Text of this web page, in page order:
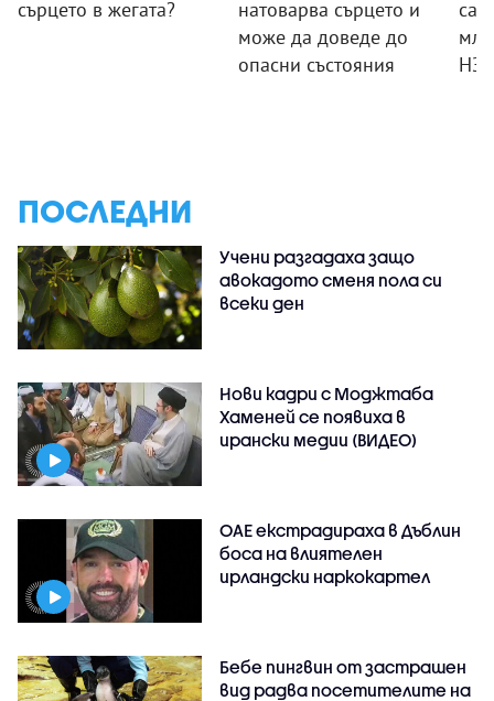
сърцето в жегата?
натоварва сърцето и
може да доведе до
опасни състояния
са
ПОСЛЕДНИ
Учени разгадаха защо
авокадото сменя пола си
всеки ден
Нови кадри с Моджтаба
Хаменей се появиха в
ирански медии (ВИДЕО)
ОАЕ екстрадираха в Дъблин
боса на влиятелен
ирландски наркокартел
Бебе пингвин от застрашен
вид радва посетителите на